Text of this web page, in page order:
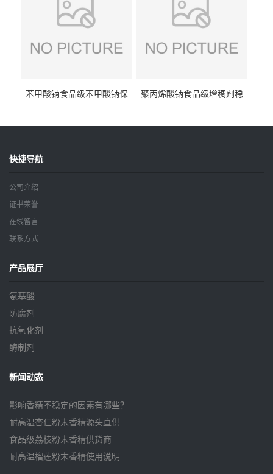
苯甲酸钠食品级苯甲酸钠保
聚丙烯酸钠食品级增稠剂稳
快捷导航
公司介绍
证书荣誉
在线留言
联系方式
产品展厅
氨基酸
防腐剂
抗氧化剂
酶制剂
新闻动态
影响香精不稳定的因素有哪些？
耐高温杏仁粉末香精源头直供
食品级荔枝粉末香精供货商
耐高温榴莲粉末香精使用说明